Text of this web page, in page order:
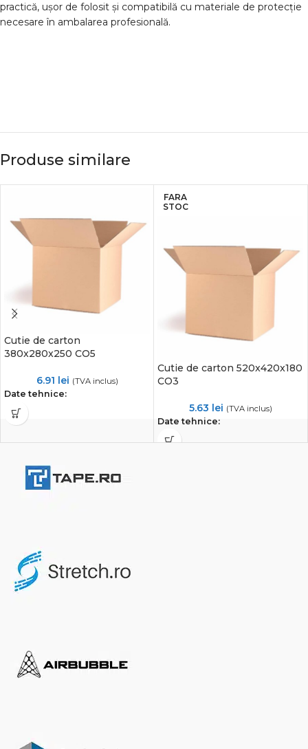
practică, ușor de folosit și compatibilă cu materiale de protecție
necesare în ambalarea profesională.
Produse similare
Cutie de carton
380x280x250 CO5
6.91 lei (TVA inclus)
Date tehnice:
FARA
STOC
Cutie de carton 520x420x180
CO3
5.63 lei (TVA inclus)
Date tehnice: